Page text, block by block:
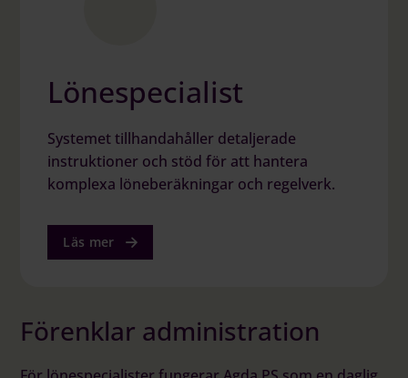
Lönespecialist
Systemet tillhandahåller detaljerade
instruktioner och stöd för att hantera
komplexa löneberäkningar och regelverk.
Läs mer
Förenklar administration